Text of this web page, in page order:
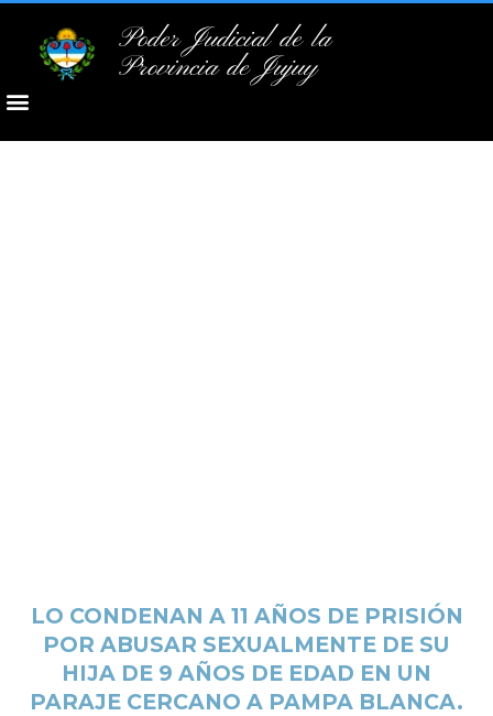
Poder Judicial de la
Provincia de Jujuy
LO CONDENAN A 11 AÑOS DE PRISIÓN
POR ABUSAR SEXUALMENTE DE SU
HIJA DE 9 AÑOS DE EDAD EN UN
PARAJE CERCANO A PAMPA BLANCA.